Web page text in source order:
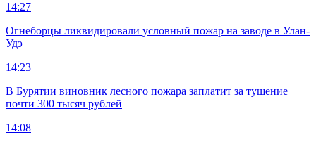
14:27
Огнеборцы ликвидировали условный пожар на заводе в Улан-
Удэ
14:23
В Бурятии виновник лесного пожара заплатит за тушение
почти 300 тысяч рублей
14:08